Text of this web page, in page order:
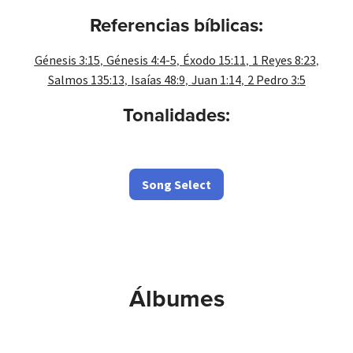
Referencias bíblicas:
Génesis 3:15, Génesis 4:4-5, Éxodo 15:11, 1 Reyes 8:23,
Salmos 135:13, Isaías 48:9, Juan 1:14, 2 Pedro 3:5
Tonalidades:
Song Select
Álbumes